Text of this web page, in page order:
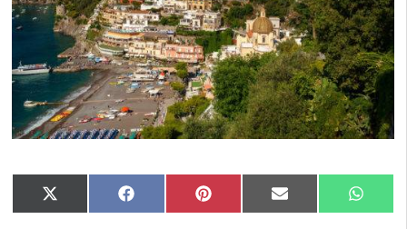
Compartir
en
X
(Twitter)
Compartir
en
Facebook Compartir
en
Pinterest Compartir
en
Email
en